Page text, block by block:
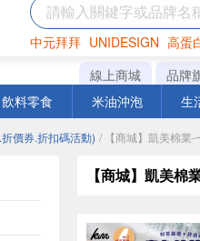
中元拜拜 UNIDESIGN 高蛋
罐頭 咖啡 海苔
線上商城 品牌
飲料零食 米油沖泡 生
價券.折扣碼活動) / 【商城】凱美棉業-
【商城】凱美棉